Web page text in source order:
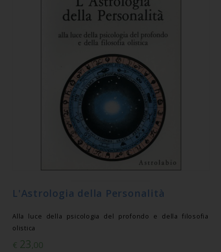
L'Astrologia della Personalità
Alla luce della psicologia del profondo e della filosofia
olistica
€ 23,00